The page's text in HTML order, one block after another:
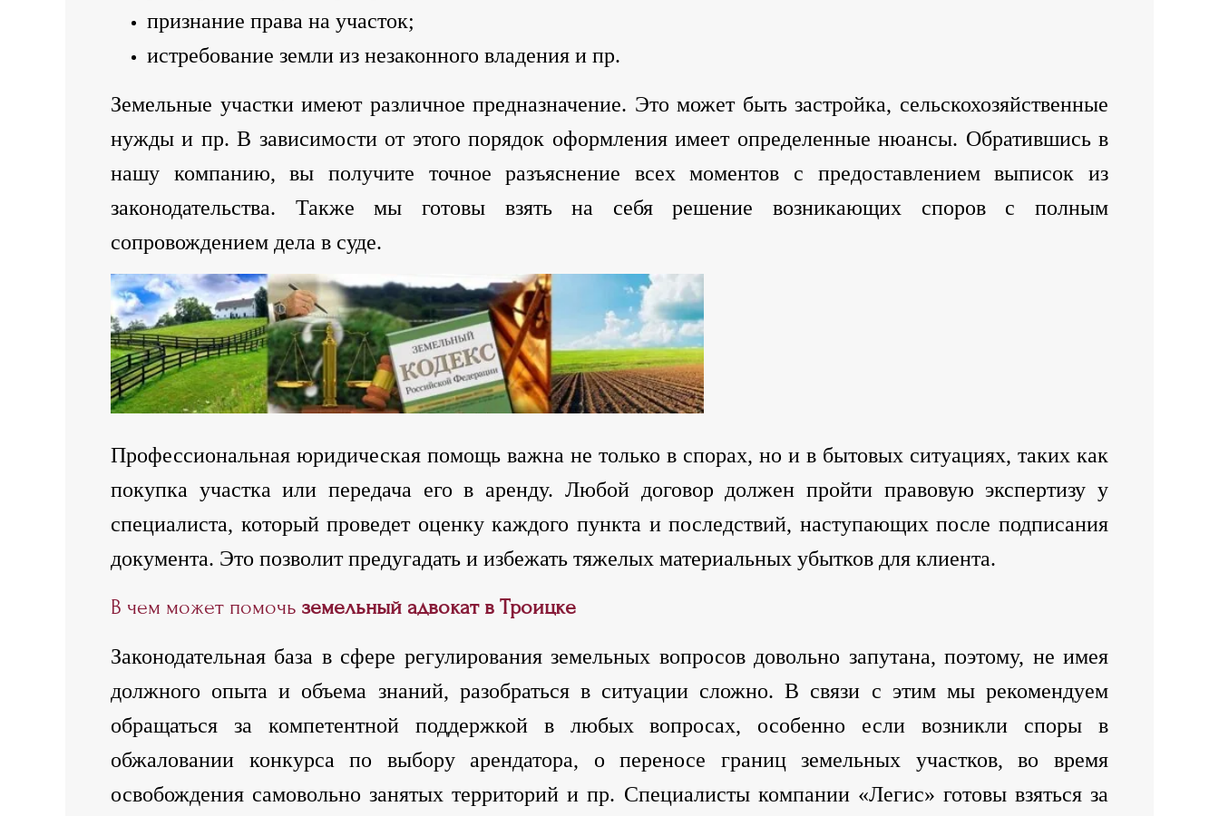
признание права на участок;
истребование земли из незаконного владения и пр.
Земельные участки имеют различное предназначение. Это может быть застройка, сельскохозяйственные
нужды и пр. В зависимости от этого порядок оформления имеет определенные нюансы. Обратившись в
нашу компанию, вы получите точное разъяснение всех моментов с предоставлением выписок из
законодательства. Также мы готовы взять на себя решение возникающих споров с полным
сопровождением дела в суде.
Профессиональная юридическая помощь важна не только в спорах, но и в бытовых ситуациях, таких как
покупка участка или передача его в аренду. Любой договор должен пройти правовую экспертизу у
специалиста, который проведет оценку каждого пункта и последствий, наступающих после подписания
документа. Это позволит предугадать и избежать тяжелых материальных убытков для клиента.
В чем может помочь земельный адвокат в Троицке
Законодательная база в сфере регулирования земельных вопросов довольно запутана, поэтому, не имея
должного опыта и объема знаний, разобраться в ситуации сложно. В связи с этим мы рекомендуем
обращаться за компетентной поддержкой в любых вопросах, особенно если возникли споры в
обжаловании конкурса по выбору арендатора, о переносе границ земельных участков, во время
освобождения самовольно занятых территорий и пр. Специалисты компании «Легис» готовы взяться за